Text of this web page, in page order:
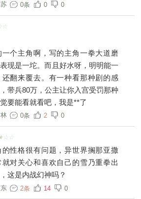
0条 0 0
主角啊，写的主角一拳大道磨
现是一坨。而且好水呀，明明能一
翻来覆去。有一种看那种剧的感
带兵80万，公主让你入宫受罚那种
要能看就看吧，我是**了
0条 2 0
格很有问题，异世界搁那亚撒
对关心和喜欢自己的雪乃重拳出
这是内战幻神吗？
2条 14 0